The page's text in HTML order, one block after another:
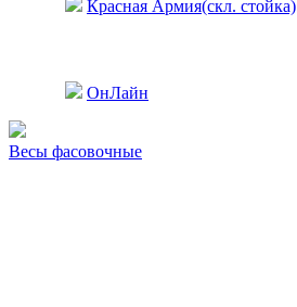
Красная Армия(скл. стойка)
ОнЛайн
Весы фасовочные